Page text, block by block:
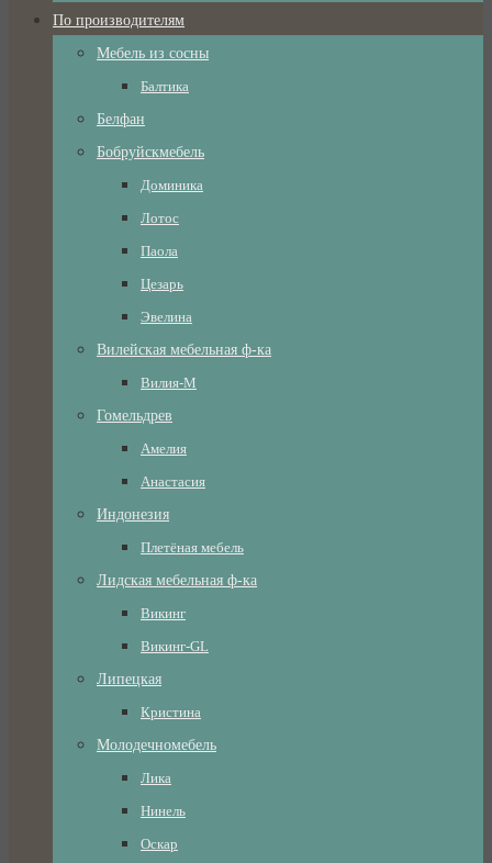
По производителям
Мебель из сосны
Балтика
Белфан
Бобруйскмебель
Доминика
Лотос
Паола
Цезарь
Эвелина
Вилейская мебельная ф-ка
Вилия-М
Гомельдрев
Амелия
Анастасия
Индонезия
Плетёная мебель
Лидская мебельная ф-ка
Викинг
Викинг-GL
Липецкая
Кристина
Молодечномебель
Лика
Нинель
Оскар